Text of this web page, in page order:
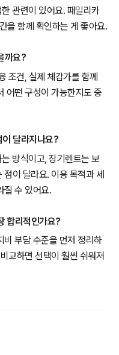
관련이 있어요. 패밀리카
을 함께 확인하는 게 좋아요.
까요?
조건, 실제 체감가를 함께
어떤 구성이 가능한지도 중
이 달라지나요?
방식이고, 장기렌트는 보
이 달라요. 이용 목적과 세
질 수 있어요.
합리적인가요?
비 부담 수준을 먼저 정리하
교하면 선택이 훨씬 쉬워져